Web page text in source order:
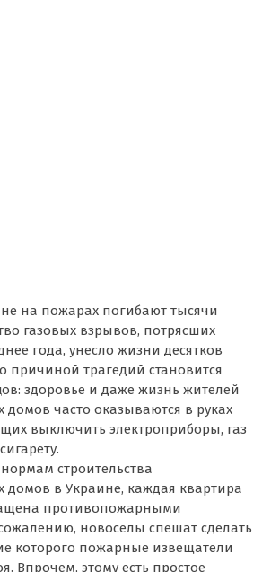
на пожарах погибают тысячи
газовых взрывов, потрясших
года, унесло жизни десятков
причиной трагедий становится
здоровье и даже жизнь жителей
часто оказываются в руках
выключить электроприборы, газ
строительства
домов в Украине, каждая квартира
противопожарными
новоселы спешат сделать
которого пожарные извещатели
Впрочем, этому есть простое